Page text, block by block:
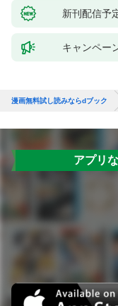
新刊配信予
キャンペー
漫画無料試し読みならdブック
アプリ